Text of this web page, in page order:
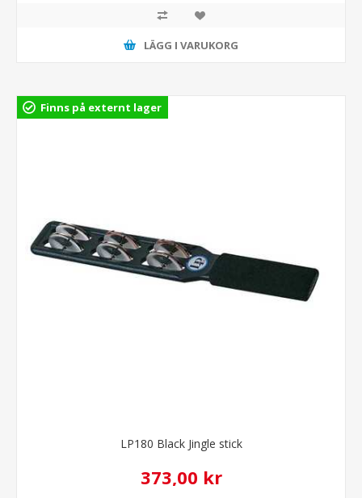
LÄGG I VARUKORG
Finns på externt lager
LP180 Black Jingle stick
373,00 kr